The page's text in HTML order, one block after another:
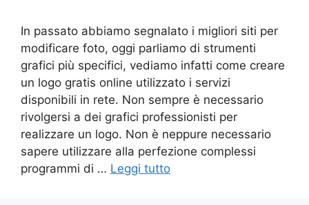
In passato abbiamo segnalato i migliori siti per
modificare foto, oggi parliamo di strumenti
grafici più specifici, vediamo infatti come creare
un logo gratis online utilizzato i servizi
disponibili in rete. Non sempre è necessario
rivolgersi a dei grafici professionisti per
realizzare un logo. Non è neppure necessario
sapere utilizzare alla perfezione complessi
programmi di … Leggi tutto